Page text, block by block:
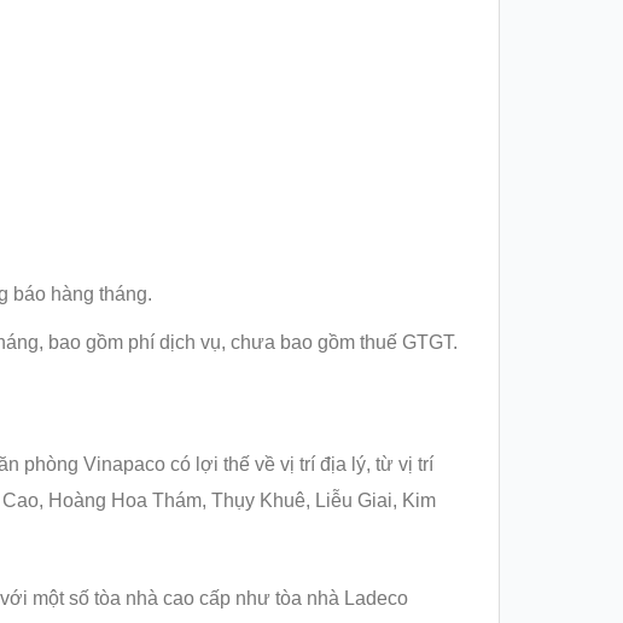
báo hàng tháng.
bao gồm phí dịch vụ, chưa bao gồm thuế GTGT.
phòng Vinapaco có lợi thế về vị trí địa lý, từ vị trí
Hoàng Hoa Thám, Thụy Khuê, Liễu Giai, Kim
một số tòa nhà cao cấp như tòa nhà Ladeco